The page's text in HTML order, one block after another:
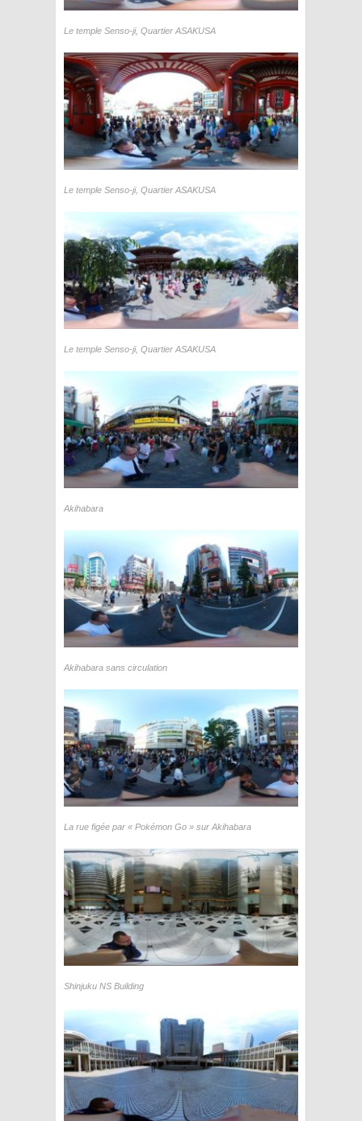
Le temple Senso-ji, Quartier ASAKUSA
Le temple Senso-ji, Quartier ASAKUSA
Le temple Senso-ji, Quartier ASAKUSA
Akihabara
Akihabara sans circulation
La rue figée par « Pokémon Go » sur Akihabara
Shinjuku NS Building